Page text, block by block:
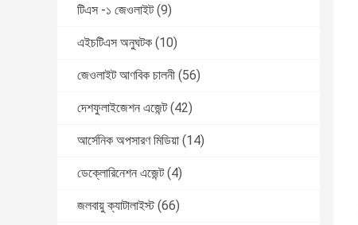
টিএস -১ জেওলাইট (9)
এইচটিএস অনুঘটক (10)
জেওলাইট আণবিক চালনী (56)
দেশফুলাইজেশন এজেন্ট (42)
আর্সেনিক অপসারণ মিডিয়া (14)
ডেক্লোরিনেশন এজেন্ট (4)
জলবায়ু ক্যাটালাইস্ট (66)